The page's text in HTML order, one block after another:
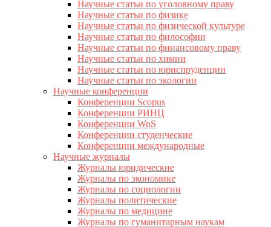
Научные статьи по уголовному праву
Научные статьи по физике
Научные статьи по физической культуре
Научные статьи по философии
Научные статьи по финансовому праву
Научные статьи по химии
Научные статьи по юриспруденции
Научные статьи по экологии
Научные конференции
Конференции Scopus
Конференции РИНЦ
Конференции WoS
Конференции студенческие
Конференции международные
Научные журналы
Журналы юридические
Журналы по экономике
Журналы по социологии
Журналы политические
Журналы по медицине
Журналы по гуманитарным наукам